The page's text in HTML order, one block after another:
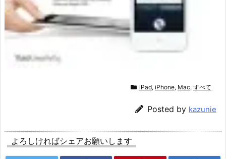
iPad, iPhone, Mac, すべて
Posted by kazunie
よろしければシェアお願いします